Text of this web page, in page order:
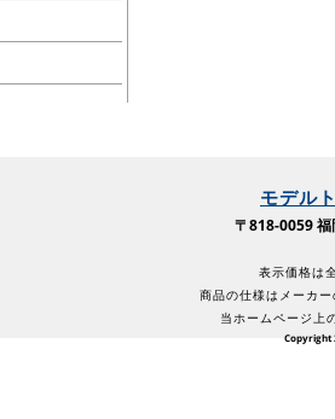
モデル
〒818-0059
表示価格は
商品の仕様はメーカ
当ホームページ上
Copyright